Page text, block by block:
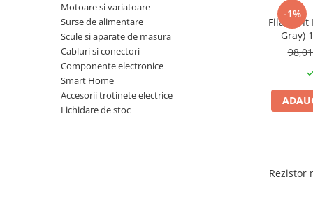
Piese si componente imprimante
Piese electrice si electronice
Piese mecanice
Pat printare
Motoare si variatoare
Surse de alimentare
Scule si aparate de masura
Cabluri si conectori
Componente electronice
Smart Home
Accesorii trotinete electrice
Lichidare de stoc
-1%
Filament
Gray)
Rezistor